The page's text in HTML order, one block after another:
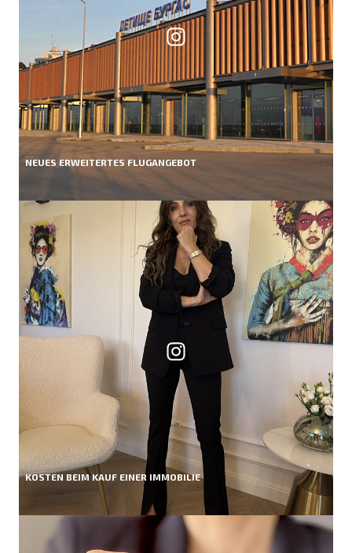
NEUES ERWEITERTES FLUGANGEBOT
KOSTEN BEIM KAUF EINER IMMOBILIE